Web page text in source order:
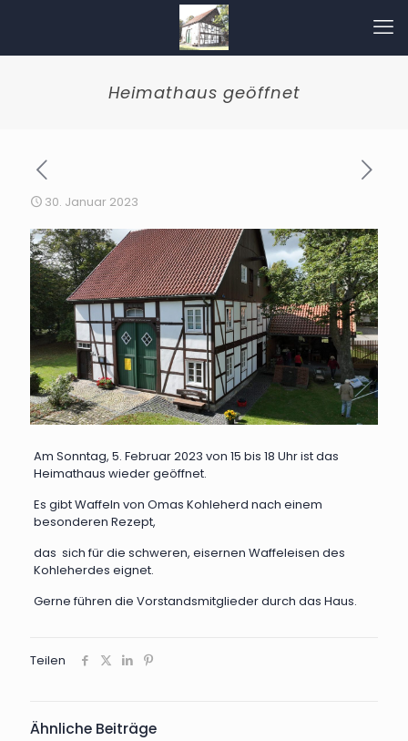
Heimathaus geöffnet
30. Januar 2023
Am Sonntag, 5. Februar 2023 von 15 bis 18 Uhr ist das
Heimathaus wieder geöffnet.
Es gibt Waffeln von Omas Kohleherd nach einem
besonderen Rezept,
das sich für die schweren, eisernen Waffeleisen des
Kohleherdes eignet.
Gerne führen die Vorstandsmitglieder durch das Haus.
Teilen
Ähnliche Beiträge